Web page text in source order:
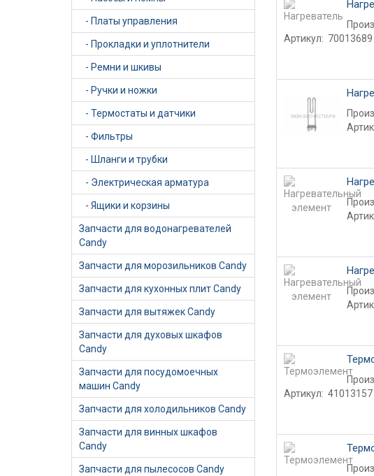
- Платы управления
- Прокладки и уплотнители
- Ремни и шкивы
- Ручки и ножки
- Термостаты и датчики
- Фильтры
- Шланги и трубки
- Электрическая арматура
- Ящики и корзины
Запчасти для водонагревателей
Candy
Запчасти для морозильников Candy
Запчасти для кухонных плит Candy
Запчасти для вытяжек Candy
Запчасти для духовых шкафов
Candy
Запчасти для посудомоечных
машин Candy
Запчасти для холодильников Candy
Запчасти для винных шкафов
Candy
Запчасти для пылесосов Candy
Артикул: 70013689
Артикул: 41013157